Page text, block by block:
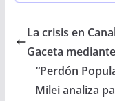
e
b
o
La crisis en
Gaceta
“Perdón
Milei analiza